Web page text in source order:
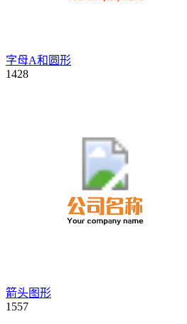
字母A和圆形
1428
箭头图形
1557